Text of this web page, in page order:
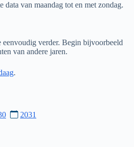
van maandag tot en met zondag.
eenvoudig verder. Begin bijvoorbeeld
van andere jaren.
.
2031